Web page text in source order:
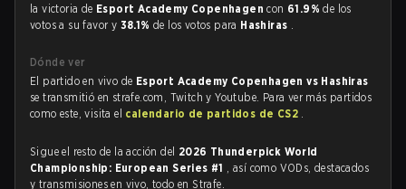
la victoria de Esport Academy Copenhagencon 61.9%de los
votos a su favor y 38.1%de los votos para Hashiras .
Dónde ver
El partido en vivo de Esport Academy Copenhagen vs Hashiras
se transmitió en strafe.com, Twitch y Youtube. Para ver más partidos
como este, visita el calendario de partidos de CS2 .
Sigue el resto de la acción del 2026 Thunderpick World
Championship: European Series #1 , así como VODs, destacados
y transmisiones en vivo, todo en Strafe.